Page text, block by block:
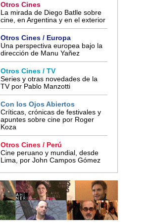
Otros Cines
La mirada de Diego Batlle sobre
cine, en Argentina y en el exterior
Otros Cines / Europa
Una perspectiva europea bajo la
dirección de Manu Yañez
Otros Cines / TV
Series y otras novedades de la
TV por Pablo Manzotti
Con los Ojos Abiertos
Críticas, crónicas de festivales y
apuntes sobre cine por Roger
Koza
Otros Cines / Perú
Cine peruano y mundial, desde
Lima, por John Campos Gómez